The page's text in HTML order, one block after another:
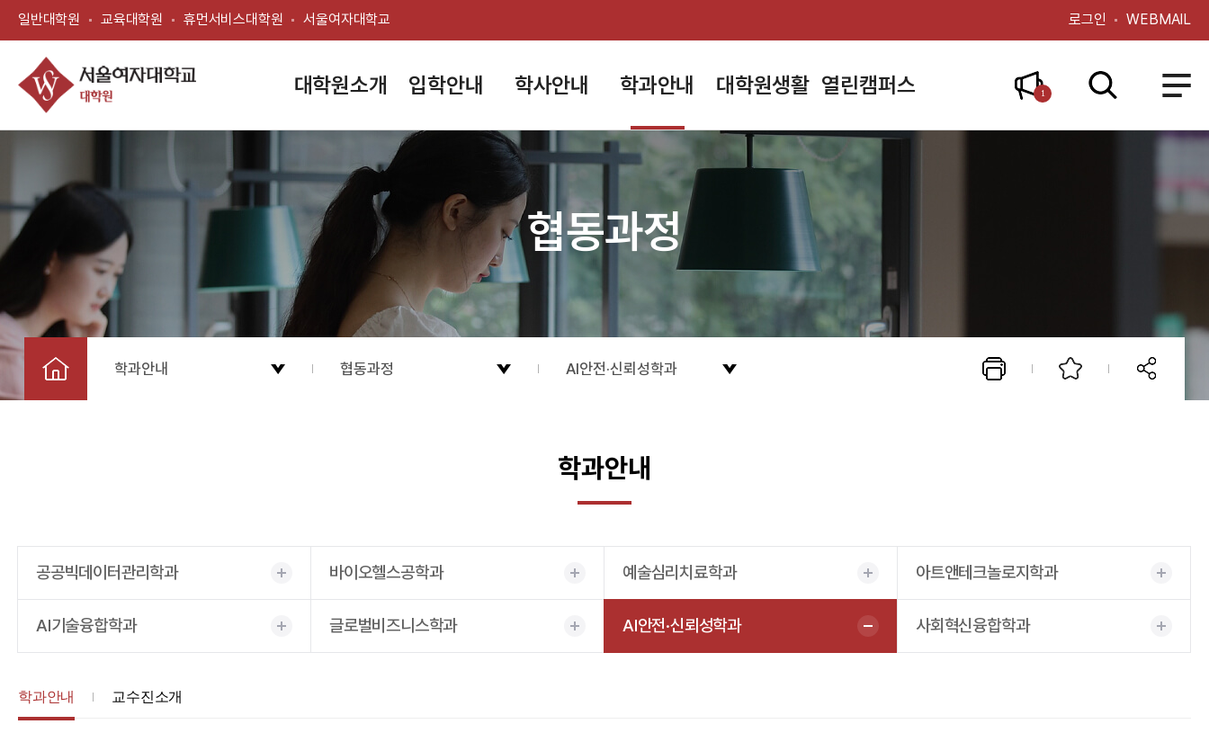
일반대학원 교육대학원 휴먼서비스대학원 서울여자대학교 로그인 WEBMAIL
대학원소개 입학안내 학사안내 학과안내 대학원생활 열린캠퍼스 1
협동과정
학과안내 협동과정 AI안전·신뢰성학과
학과안내
공공빅데이터관리학과 바이오헬스공학과 예술심리치료학과 아트앤테크놀로지학과
AI기술융합학과 글로벌비즈니스학과 AI안전·신뢰성학과 사회혁신융합학과
학과안내 교수진소개